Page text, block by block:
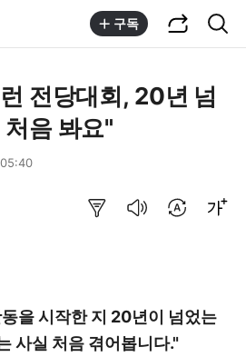
구독
전당대회, 20년 넘
음 봐요"
을 시작한 지 20년이 넘었는
사실 처음 겪어봅니다."